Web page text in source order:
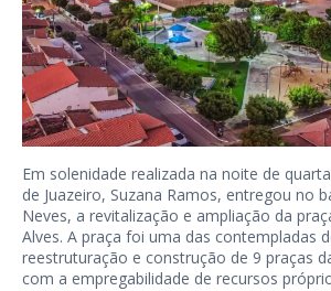
Em solenidade realizada na noite de
de Juazeiro, Suzana Ramos, entregou no
Neves, a revitalização e ampliação da
Alves. A praça foi uma das contempladas
reestruturação e construção de 9 praças
com a empregabilidade de recursos